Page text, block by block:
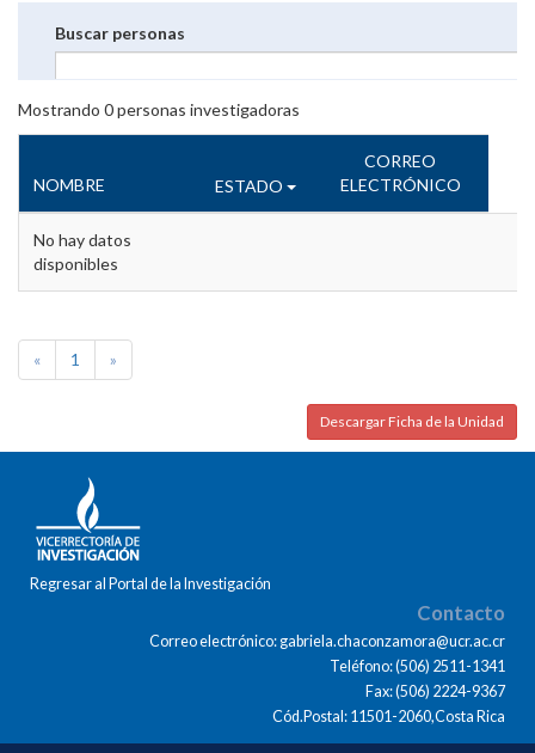
Buscar personas
Mostrando 0personas investigadoras
NOMBRE ESTADO
CORREO
ELECTRÓNICO
No hay datos
disponibles
« 1 »
Descargar Ficha de la Unidad
Regresar al Portal de la Investigación
Contacto
Correo electrónico: gabriela.chaconzamora@ucr.ac.cr
Teléfono: (506) 2511-1341
Fax: (506) 2224-9367
Cód.Postal: 11501-2060,Costa Rica